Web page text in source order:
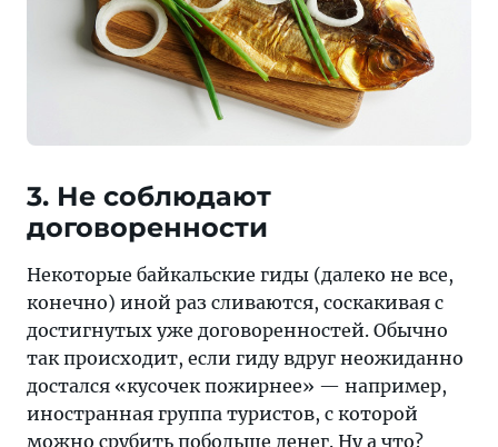
3. Не соблюдают
договоренности
Некоторые байкальские гиды (далеко не все,
конечно) иной раз сливаются, соскакивая с
достигнутых уже договоренностей. Обычно
так происходит, если гиду вдруг неожиданно
достался «кусочек пожирнее» — например,
иностранная группа туристов, с которой
можно срубить побольше денег. Ну а что?